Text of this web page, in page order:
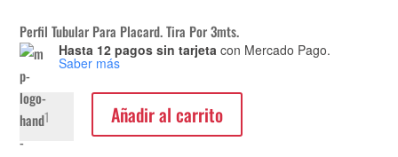
Perfil Tubular Para Placard. Tira Por 3mts.
Hasta 12 pagos sin tarjeta con Mercado Pago.
Saber más
Perfil
Tubular
Para
Añadir al carrito